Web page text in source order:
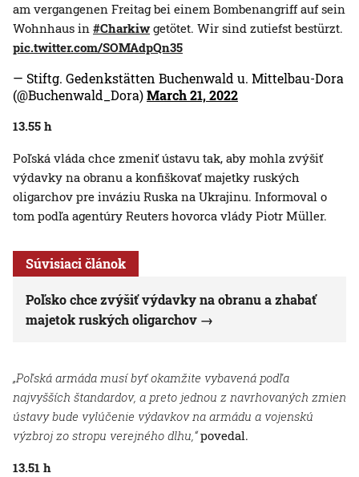
am vergangenen Freitag bei einem Bombenangriff auf sein
Wohnhaus in #Charkiwgetötet. Wir sind zutiefst bestürzt.
pic.twitter.com/SOMAdpQn35
— Stiftg. Gedenkstätten Buchenwald u. Mittelbau-Dora
(@Buchenwald_Dora)March 21, 2022
13.55 h
Poľská vláda chce zmeniť ústavu tak, aby mohla zvýšiť
výdavky na obranu a konfiškovať majetky ruských
oligarchov pre inváziu Ruska na Ukrajinu. Informoval o
tom podľa agentúry Reuters hovorca vlády Piotr Müller.
Súvisiaci článok
Poľsko chce zvýšiť výdavky na obranu a zhabať
majetok ruských oligarchov
„Poľská armáda musí byť okamžite vybavená podľa
najvyšších štandardov, a preto jednou z navrhovaných zmien
ústavy bude vylúčenie výdavkov na armádu a vojenskú
výzbroj zo stropu verejného dlhu,“povedal.
13.51 h